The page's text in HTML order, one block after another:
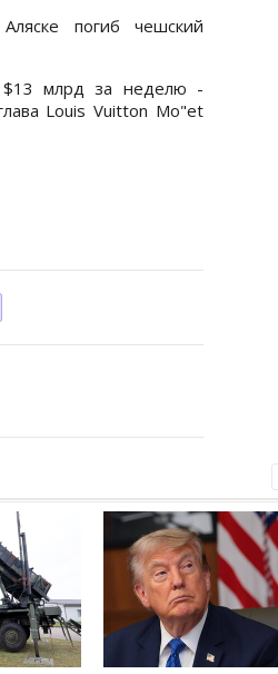
погиб чешский
$13 млрд за неделю -
Louis Vuitton Mo"et